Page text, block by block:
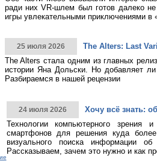
ради них VR-шлем был готов далеко
игры увлекательными приключениями в
25 июля 2026
The Alters: Last
The Alters стала одним из главных
истории Яна Дольски. Но добавляет
Разбираемся в нашей рецензии
24 июля 2026
Хочу всё знать:
Технологии компьютерного зрения
смартфонов для решения куда
визуального поиска информации
Рассказываем, зачем это нужно и как